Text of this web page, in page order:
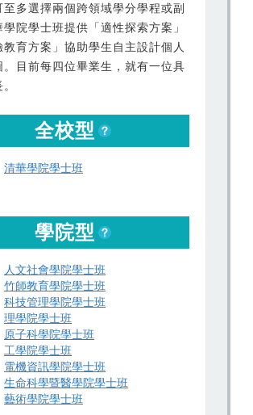
至多選擇兩個跨領域學分學程或副
院學士班提供「適性探索方案」
教育方案」協助學生自主設計個人
。目前每四位畢業生，就有一位具
全校型
清華學院學士班
學院型
人文社會學院學士班
竹師教育學院學士班
科技管理學院學士班
理學院學士班
原子科學院學士班
工學院學士班
電機資訊學院學士班
生命科學暨醫學院學士班
藝術學院學士班